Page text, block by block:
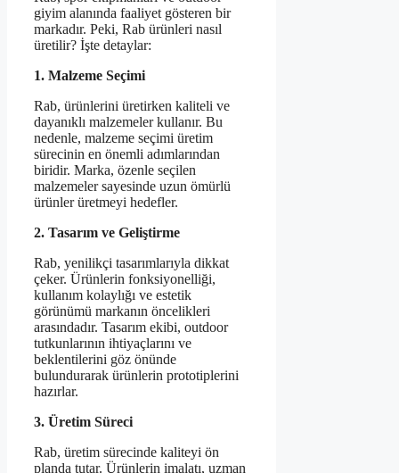
giyim alanında faaliyet gösteren bir
markadır. Peki, Rab ürünleri nasıl
üretilir? İşte detaylar:
1. Malzeme Seçimi
Rab, ürünlerini üretirken kaliteli ve
dayanıklı malzemeler kullanır. Bu
nedenle, malzeme seçimi üretim
sürecinin en önemli adımlarından
biridir. Marka, özenle seçilen
malzemeler sayesinde uzun ömürlü
ürünler üretmeyi hedefler.
2. Tasarım ve Geliştirme
Rab, yenilikçi tasarımlarıyla dikkat
çeker. Ürünlerin fonksiyonelliği,
kullanım kolaylığı ve estetik
görünümü markanın öncelikleri
arasındadır. Tasarım ekibi, outdoor
tutkunlarının ihtiyaçlarını ve
beklentilerini göz önünde
bulundurarak ürünlerin prototiplerini
hazırlar.
3. Üretim Süreci
Rab, üretim sürecinde kaliteyi ön
planda tutar. Ürünlerin imalatı, uzman